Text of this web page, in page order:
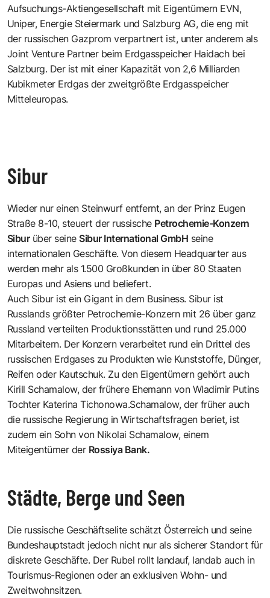
Aufsuchungs-Aktiengesellschaft mit Eigentümern EVN,
Uniper, Energie Steiermark und Salzburg AG, die eng mit
der russischen Gazprom verpartnert ist, unter anderem als
Joint Venture Partner beim Erdgasspeicher Haidach bei
Salzburg. Der ist mit einer Kapazität von 2,6 Milliarden
Kubikmeter Erdgas der zweitgrößte Erdgasspeicher
Mitteleuropas.
Sibur
Wieder nur einen Steinwurf entfernt, an der Prinz Eugen
Straße 8-10, steuert der russische Petrochemie-Konzern
Siburüber seineSibur International GmbH seine
internationalen Geschäfte. Von diesem Headquarter aus
werden mehr als 1.500 Großkunden in über 80 Staaten
Europas und Asiens und beliefert.
Auch Sibur ist ein Gigant in dem Business. Sibur ist
Russlands größter Petrochemie-Konzern mit 26 über ganz
Russland verteilten Produktionsstätten und rund 25.000
Mitarbeitern. Der Konzern verarbeitet rund ein Drittel des
russischen Erdgases zu Produkten wie Kunststoffe, Dünger,
Reifen oder Kautschuk. Zu den Eigentümern gehört auch
Kirill Schamalow, der frühere Ehemann von Wladimir Putins
Tochter Katerina Tichonowa.Schamalow, der früher auch
die russische Regierung in Wirtschaftsfragen beriet, ist
zudem ein Sohn von Nikolai Schamalow, einem
Miteigentümer der Rossiya Bank.
Städte, Berge und Seen
Die russische Geschäftselite schätzt Österreich und seine
Bundeshauptstadt jedoch nicht nur als sicherer Standort für
diskrete Geschäfte. Der Rubel rollt landauf, landab auch in
Tourismus-Regionen oder an exklusiven Wohn- und
Zweitwohnsitzen.